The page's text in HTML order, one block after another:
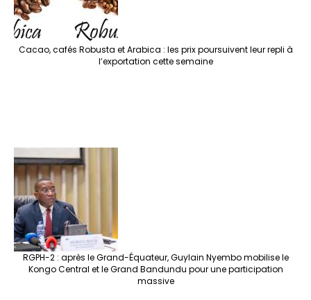
Cacao, cafés Robusta et Arabica : les prix poursuivent leur repli à
l’exportation cette semaine
RGPH-2 : après le Grand-Équateur, Guylain Nyembo mobilise le
Kongo Central et le Grand Bandundu pour une participation
massive